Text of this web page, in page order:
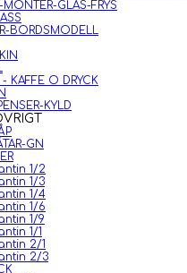
GLAS-FRYS
BORDSMODELL
KAFFE O DRYCK
KYLD
GN
1/2
1/3
1/4
1/6
1/9
1/1
2/1
2/3